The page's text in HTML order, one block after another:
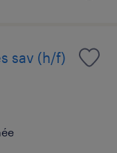
sav (h/f)